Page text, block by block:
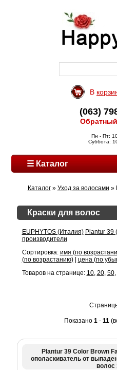
В
(063)
Пн - Пт:
Суббота:
☰ Каталог
Каталог» Уход за волосами »
Краски для волос
EUPHYTOS (Италия) Plantur 39
производители
Сортировка: имя (по
(по возрастанию)| цена (по
Товаров на странице: 10, 20, 50,
Показано 1 - 11
Plantur 39 Color Brown
ополаскиватель от
волос